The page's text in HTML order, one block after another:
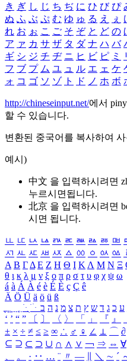
き ぎ し じ ち ぢ に ひ び ぴ
ぬ ふ ぶ ぷ む ゆ ゅ る え ぇ
れ お ぉ こ ご そ ぞ と ど の
ア ァ カ サ ザ タ ダ ナ ハ バ
ギ シ ジ チ ヂ ニ ヒ ビ ピ ミ
フ ブ プ ム ユ ュ ル エ ェ ケ
ォ コ ゴ ソ ゾ ト ド ノ ホ ボ
http://chineseinput.net/에서
할 수 있습니다.
변환된 중국어를 복사하여
예시)
中文 을 입력하시려면
누르시면됩니다.
北京 을 입력하시려면
시면 됩니다.
ㅥ ㅦ ㅧ ㅨ ㅩ ㅪ ㅫ ㅬ ㅭ ㅮ
ㅺ ㅻ ㅼ ㅽ ㅾ ㅿ ㆀ ㆁ ㆂ ㆃ
Α Β ΓΔ Ε Ζ Η Θ Ι ΚΛ Μ Ν Ξ
θ ι κ λ μ ν ξ ο π ρ σ τ υ φ χ ψ ω
á à Á À é è É È ç Ç ê
Ä Ö Ü ä ö ü ß
ִֶֹ ֻּ ׁׂ ע כ ג ד ש ץ ת צ מ נ ה ב
‘ ’ “ ” 〔 〕 〈 〉 「 」 『 』
± × ÷ ≠ ≤ ≥ ∞ ∴ ♂ ♀ ∠ ⊥ ⌒ ∂
⊆ ⊇ ⊂ ⊃ ∪ ∩ ∧ ∨ ￢ ⇒ ⇔ ∀
、
。 · ‥ … ¨ 〃 ― ＼ ∼ ´